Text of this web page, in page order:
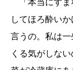
「本当にすま
してほろ酔い
言うの。私は
くる気がしな